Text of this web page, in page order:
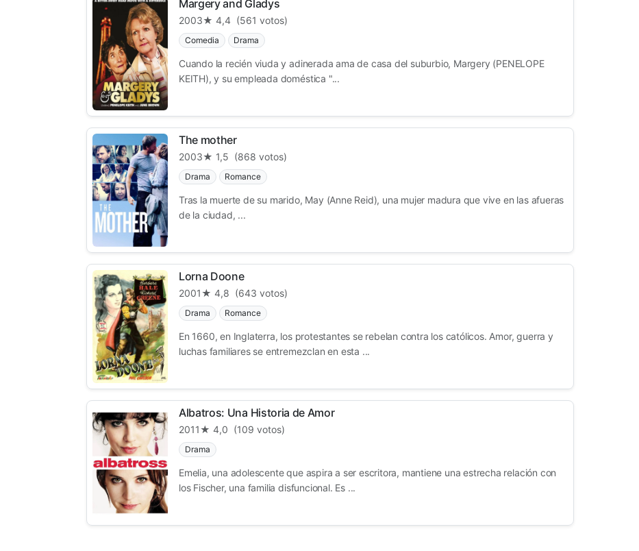
Margery and Gladys
2003★ 4,4 (561 votos)
Comedia Drama
Cuando la recién viuda y adinerada ama de casa del suburbio, Margery (PENELOPE
KEITH), y su empleada doméstica "...
The mother
2003★ 1,5 (868 votos)
Drama Romance
Tras la muerte de su marido, May (Anne Reid), una mujer madura que vive en las afueras
de la ciudad, ...
Lorna Doone
2001★ 4,8 (643 votos)
Drama Romance
En 1660, en Inglaterra, los protestantes se rebelan contra los católicos. Amor, guerra y
luchas familiares se entremezclan en esta ...
Albatros: Una Historia de Amor
2011★ 4,0 (109 votos)
Drama
Emelia, una adolescente que aspira a ser escritora, mantiene una estrecha relación con
los Fischer, una familia disfuncional. Es ...